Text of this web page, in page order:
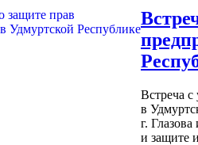
Встреча
в
г.
и защите